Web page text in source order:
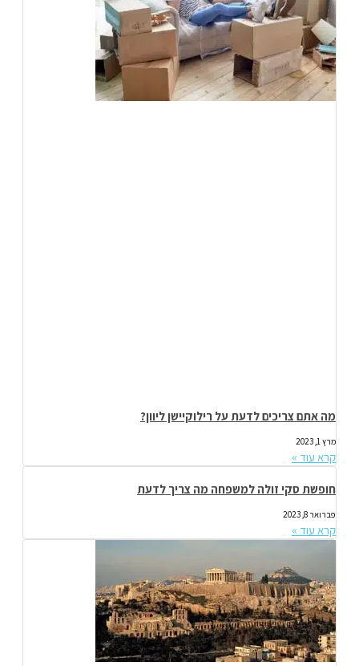
מה אתם צריכים לדעת על רילוקיישן ליוון?
מרץ 1, 2023
קרא עוד »
חופשת סקי זולה למשפחה מה צריך לדעת
פברואר 8, 2023
קרא עוד »